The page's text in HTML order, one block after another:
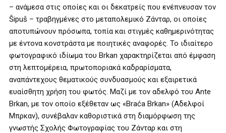
– ανάμεσα στις οποίες και οι δεκατρείς που ενέπνευσαν τον
Šipuš – τραβηγμένες στο μεταπολεμικό Ζάνταρ, οι οποίες
αποτυπώνουν πρόσωπα, τοπία και στιγμές καθημερινότητας
με έντονα κονστράστα με ποιητικές αναφορές. Το ιδιαίτερο
φωτογραφικό ιδίωμα του Brkan χαρακτηρίζεται από έμφαση
στη λεπτομέρεια, πρωτοποριακά καδραρίσματα,
αναπάντεχους θεματικούς συνδυασμούς και εξαιρετικά
ευαίσθητη χρήση του φωτός. Μαζί με τον αδελφό του Ante
Brkan, με τον οποίο εξέθεταν ως «Braća Brkan» (Αδελφοί
Μπρκαν), συνέβαλαν καθοριστικά στη διαμόρφωση της
γνωστής Σχολής Φωτογραφίας του Ζάνταρ και στη